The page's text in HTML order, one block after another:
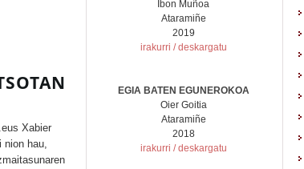
Xabier
nion hau,
Ibon Muñoa
Ataramiñe
2019
irakurri / deskargatu
EGIA BATEN EGUNEROKOA
Oier Goitia
Ataramiñe
2018
irakurri / deskargatu